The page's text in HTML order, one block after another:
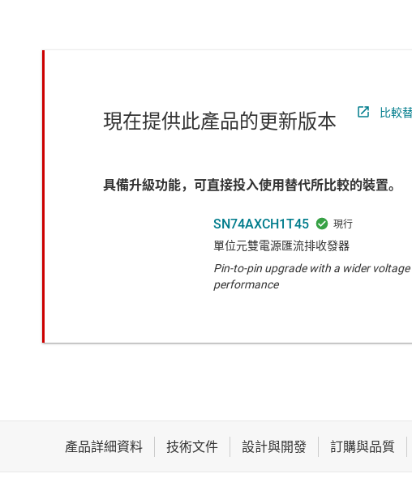
現在提供此產品的更新版本 比較
具備升級功能，可直接投入使用替代所比較的裝置。
SN74AXCH1T45
單位元雙電源匯流排收發器
Pin-to-pin upgrade with a wider
performance